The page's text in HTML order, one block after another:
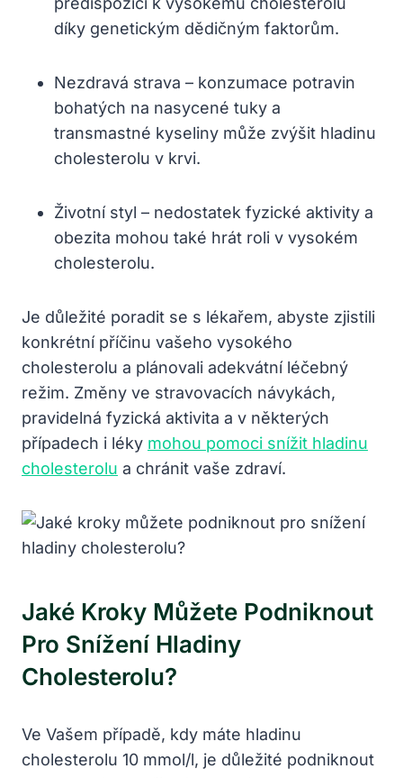
díky genetickým dědičným faktorům.
Nezdravá strava – konzumace potravin
bohatých na nasycené tuky a
transmastné kyseliny může zvýšit hladinu
cholesterolu v krvi.
Životní styl – nedostatek fyzické aktivity a
obezita mohou také hrát roli v vysokém
cholesterolu.
Je důležité poradit se s lékařem, abyste zjistili
konkrétní příčinu vašeho vysokého
cholesterolu a plánovali adekvátní léčebný
režim. Změny ve stravovacích návykách,
pravidelná fyzická aktivita a v některých
případech i léky mohou pomoci snížit hladinu
cholesterolu a chránit vaše zdraví.
Jaké Kroky Můžete Podniknout
Pro Snížení Hladiny
Cholesterolu?
Ve Vašem případě, kdy máte hladinu
cholesterolu 10 mmol/l, je důležité podniknout